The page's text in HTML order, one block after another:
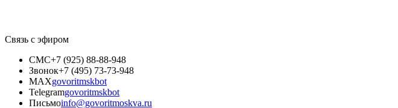
Связь с эфиром
СМС+7 (925) 88-88-948
Звонок+7 (495) 73-73-948
MAXgovoritmskbot
Telegramgovoritmskbot
Письмоinfo@govoritmoskva.ru